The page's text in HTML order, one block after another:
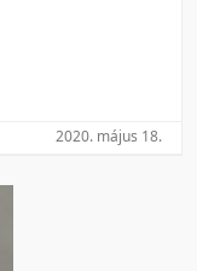
2020. május 18.